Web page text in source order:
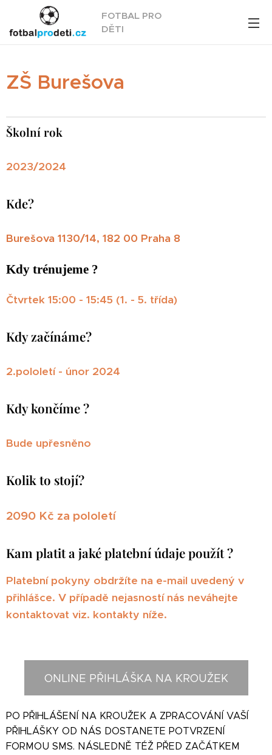
FOTBAL PRO
DĚTI
ZŠ Burešova
Školní rok
2023/2024
Kde?
Burešova 1130/14, 182 00 Praha 8
Kdy trénujeme ?
Čtvrtek 15:00 - 15:45 (1. - 5. třída)
Kdy začínáme?
2.pololetí - únor 2024
Kdy končíme ?
Bude upřesněno
Kolik to stojí?
2090 Kč za pololetí
Kam platit a jaké platební údaje použít ?
Platební pokyny obdržíte na e-mail uvedený v
přihlášce. V případě nejasností nás neváhejte
kontaktovat viz. kontakty níže.
ONLINE PŘIHLÁŠKA NA KROUŽEK
PO PŘIHLÁŠENÍ NA KROUŽEK A ZPRACOVÁNÍ VAŠÍ
PŘIHLÁŠKY OD NÁS DOSTANETE POTVRZENÍ
FORMOU SMS. NÁSLEDNĚ TÉŽ PŘED ZAČÁTKEM